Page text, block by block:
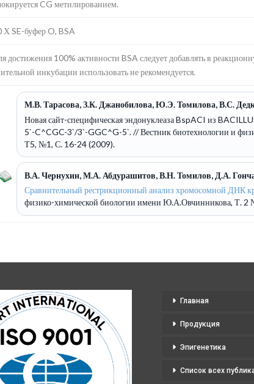
CG метилированием.
Х SE-буфер O, BSA
достижения 100% активности BSA следует добавлять в
инкубации использовать не рекомендуется.
М.В. Тарасова, З.К. Джанобилова, Ю.Э. Томилова, В.С.
Новая сайт-специфическая эндонуклеаза BspACI из
5`-C^CGC-3`/3`-GGC^G-5`.// Вестник биотехнологии и
Т5, №1, С. 16-24 (2009).
В.А. Чернухин, М.А. Абдурашитов, В.Н. Томилов, Д.А.
Сравнительный рестрикционный анализ хромосомной ДНК
физико-химической биологии имени Ю.А.Овчинникова, Т.
Главная
Продукция
Эпигенетика
Список всех